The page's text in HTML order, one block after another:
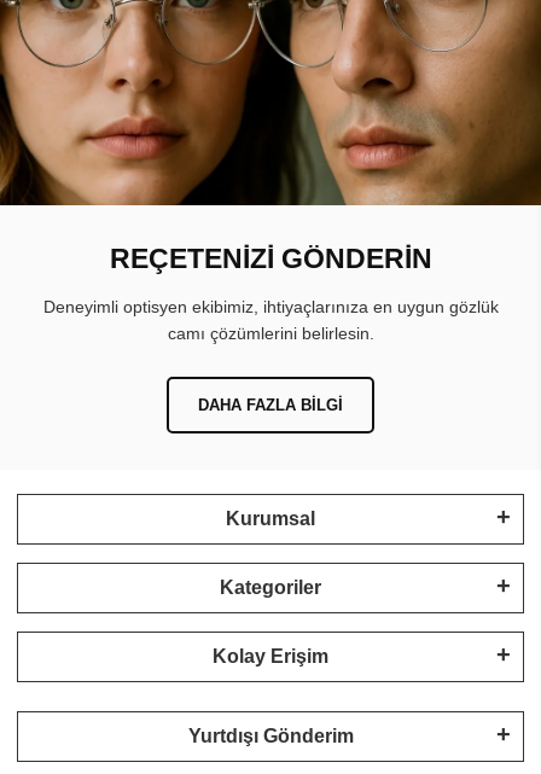
REÇETENİZİ GÖNDERİN
Deneyimli optisyen ekibimiz, ihtiyaçlarınıza en uygun gözlük
camı çözümlerini belirlesin.
DAHA FAZLA BILGI
Kurumsal
Kategoriler
Kolay Erişim
Yurtdışı Gönderim